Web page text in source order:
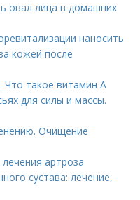
овал лица в домашних
наносить
кожей после
Что такое витамин А
для силы и массы.
Очищение
артроза
сустава: лечение,